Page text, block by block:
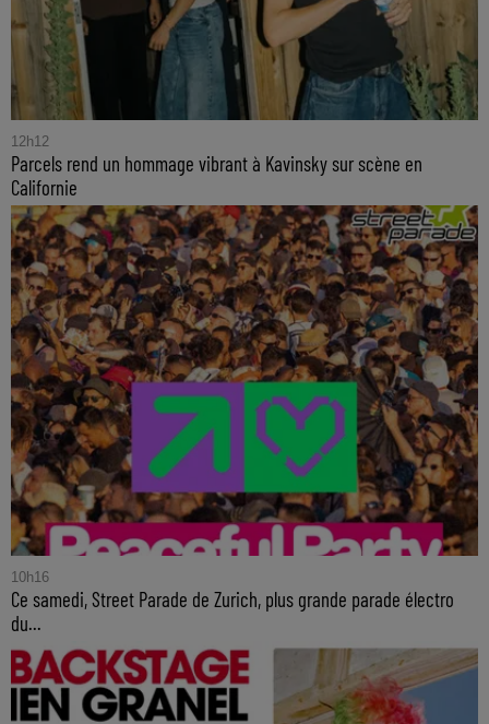
12h12
Parcels rend un hommage vibrant à Kavinsky sur scène en
Californie
10h16
Ce samedi, Street Parade de Zurich, plus grande parade électro
du...